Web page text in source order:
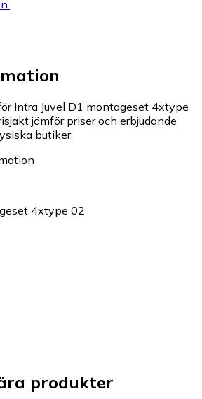
Intra Juvel D1 montageset 4xtype
jämför priser och erbjudande
butiker.
4xtype 02
produkter